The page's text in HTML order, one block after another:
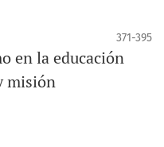
371-395
en la educación
misión